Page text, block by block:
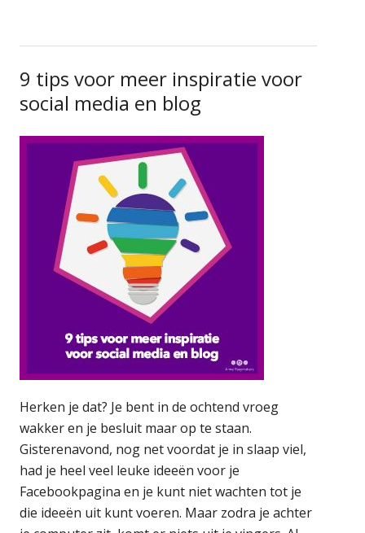
9 tips voor meer inspiratie voor
social media en blog
Herken je dat? Je bent in de ochtend vroeg
wakker en je besluit maar op te staan.
Gisterenavond, nog net voordat je in slaap viel,
had je heel veel leuke ideeën voor je
Facebookpagina en je kunt niet wachten tot je
die ideeën uit kunt voeren. Maar zodra je achter